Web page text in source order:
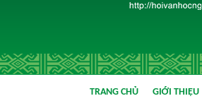
TRANG CHỦ GIỚI THIỆU